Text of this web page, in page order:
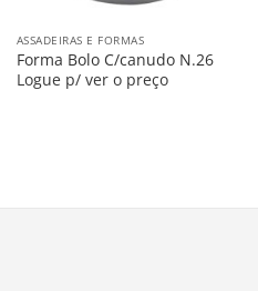
ASSADEIRAS E FORMAS
Forma Bolo C/canudo N.26
Logue p/ ver o preço